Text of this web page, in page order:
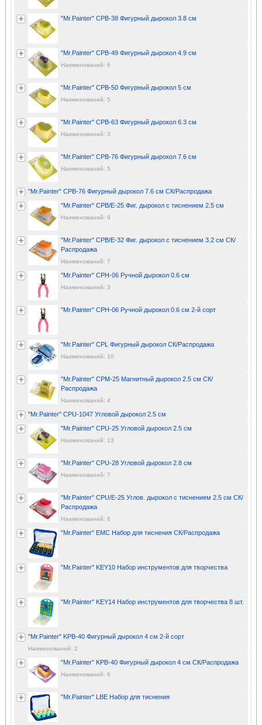
"Mr.Painter" CPB-38 Фигурный дырокол 3.8 см
"Mr.Painter" CPB-49 Фигурный дырокол 4.9 см
Наименований: 6
"Mr.Painter" CPB-50 Фигурный дырокол 5 см
Наименований: 5
"Mr.Painter" CPB-63 Фигурный дырокол 6.3 см
Наименований: 3
"Mr.Painter" CPB-76 Фигурный дырокол 7.6 см
Наименований: 5
"Mr.Painter" CPB-76 Фигурный дырокол 7.6 см СК/Распродажа
"Mr.Painter" CPB/E-25 Фиг. дырокол с тиснением 2.5 см
Наименований: 9
"Mr.Painter" CPB/E-32 Фиг. дырокол с тиснением 3.2 см СК/
Распродажа
Наименований: 7
"Mr.Painter" CPH-06 Ручной дырокол 0.6 см
Наименований: 3
"Mr.Painter" CPH-06 Ручной дырокол 0.6 см 2-й сорт
"Mr.Painter" CPL Фигурный дырокол СК/Распродажа
Наименований: 10
"Mr.Painter" CPM-25 Магнитный дырокол 2.5 см СК/
Распродажа
Наименований: 4
"Mr.Painter" CPU-1047 Угловой дырокол 2.5 см
"Mr.Painter" CPU-25 Угловой дырокол 2.5 см
Наименований: 13
"Mr.Painter" CPU-28 Угловой дырокол 2.8 см
Наименований: 7
"Mr.Painter" CPU/E-25 Углов. дырокол с тиснением 2.5 см СК/
Распродажа
Наименований: 6
"Mr.Painter" EMC Набор для тиснения СК/Распродажа
"Mr.Painter" KEY10 Набор инструментов для творчества
"Mr.Painter" KEY14 Набор инструментов для творчества 8 шт.
"Mr.Painter" KPB-40 Фигурный дырокол 4 см 2-й сорт
Наименований: 2
"Mr.Painter" KPB-40 Фигурный дырокол 4 см СК/Распродажа
Наименований: 6
"Mr.Painter" LBE Набор для тиснения